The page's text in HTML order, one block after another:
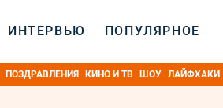
ИНТЕРВЬЮ ПОПУЛЯРНОЕ
ПОЗДРАВЛЕНИЯ КИНО И ТВ ШОУ ЛАЙФХАКИ